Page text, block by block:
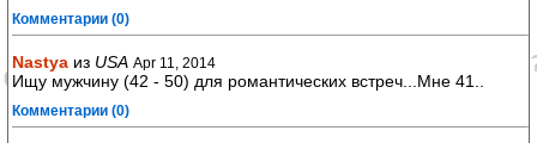
Комментарии (0)
Nastya из USA Apr 11, 2014
Ищу мужчину (42 - 50) для романтических встреч...Мне 41..
Комментарии (0)